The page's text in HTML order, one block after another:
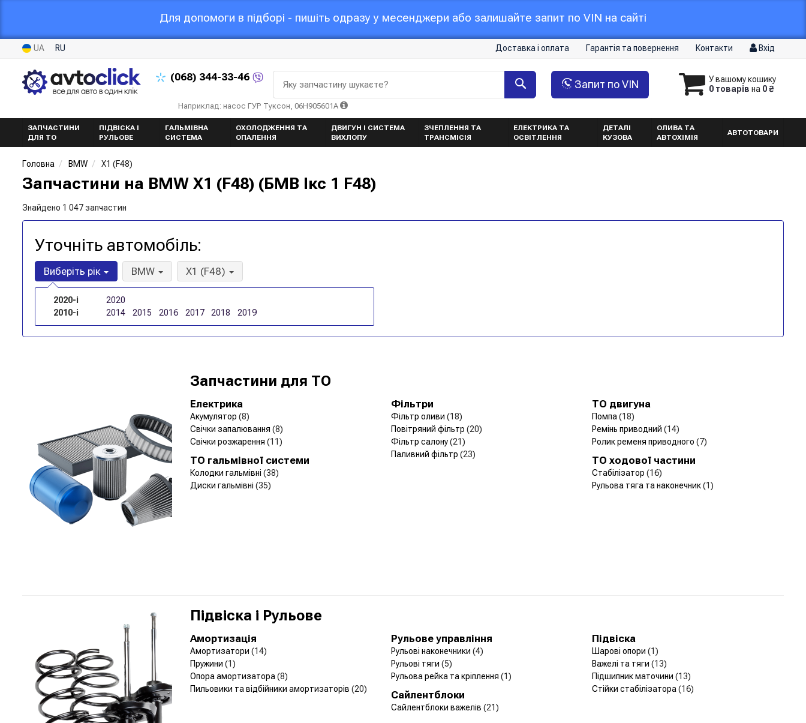
Для допомоги в підборі - пишіть одразу у месенджери або залишайте запит по VIN на сайті
UA RU Доставка і оплата Гарантія та повернення Контакти Вхід
(068) 344-33-46
У вашому кошику
0 товарів на 0 ₴
Запит по VIN
Яку запчастину шукаєте?
Наприклад: насос ГУР Туксон, 06H905601A
ЗАПЧАСТИНИ
ДЛЯ ТО
ПІДВІСКА І
РУЛЬОВЕ
ГАЛЬМІВНА
СИСТЕМА
ОХОЛОДЖЕННЯ ТА
ОПАЛЕННЯ
ДВИГУН І СИСТЕМА
ВИХЛОПУ
ЗЧЕПЛЕННЯ ТА
ТРАНСМІСІЯ
ЕЛЕКТРИКА ТА
ОСВІТЛЕННЯ
ДЕТАЛІ
КУЗОВА
ОЛИВА ТА
АВТОХІМІЯ
АВТОТОВАРИ
Головна BMW X1 (F48)
Запчастини на BMW X1 (F48) (БМВ Ікс 1 F48)
Знайдено 1 047 запчастин
Уточніть автомобіль:
Виберіть рік
2020-і
2020
2010-і
2014 2015 2016 2017 2018 2019
BMW X1 (F48)
Запчастини для ТО
Електрика
Акумулятор (8)
Свічки запалювання (8)
Свічки розжарення (11)
Фільтри
Фільтр оливи (18)
Повітряний фільтр (20)
Фільтр салону(21)
Паливний фільтр (23)
ТО двигуна
Помпа (18)
Ремінь приводний (14)
Ролик ременя приводного (7)
ТО гальмівної системи
Колодки гальмівні (38)
Диски гальмівні (35)
ТО ходової частини
Стабілізатор (16)
Рульова тяга та наконечник(1)
Підвіска і Рульове
Амортизація
Амортизатори (14)
Пружини (1)
Опора амортизатора (8)
Пильовики та відбійники амортизаторів (20)
Рульове управління
Рульові наконечники (4)
Рульові тяги (5)
Рульова рейка та кріплення (1)
Підвіска
Шарові опори (1)
Важелі та тяги (13)
Підшипник маточини (13)
Стійки стабілізатора (16)
Сайлентблоки
Сайлентблоки важелів (21)